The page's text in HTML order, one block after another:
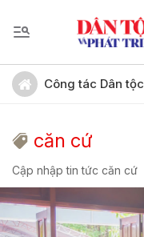
Công tác Dân tộc
căn cứ
Cập nhập tin tức căn cứ